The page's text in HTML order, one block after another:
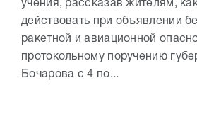
учения, рассказав жителям,
действовать при объявлении
ракетной и авиационной
протокольному поручению
Бочарова с 4 по...